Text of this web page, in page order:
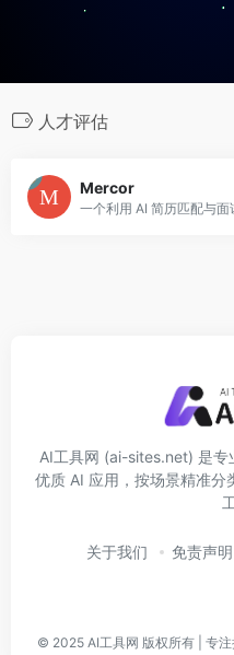
人才评估
Mercor
AI工具网 (ai-sites.net) 是专
优质 AI 应用，按场景精准分
关于我们 免责声明
© 2025 AI工具网 版权所有 | 专